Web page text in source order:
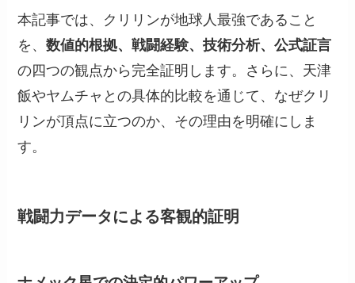
本記事では、クリリンが地球人最強であること
を、数値的根拠、戦闘経験、技術分析、公式証言
の四つの観点から完全証明します。さらに、天津
飯やヤムチャとの具体的比較を通じて、なぜクリ
リンが頂点に立つのか、その理由を明確にしま
す。
戦闘力データによる客観的証明